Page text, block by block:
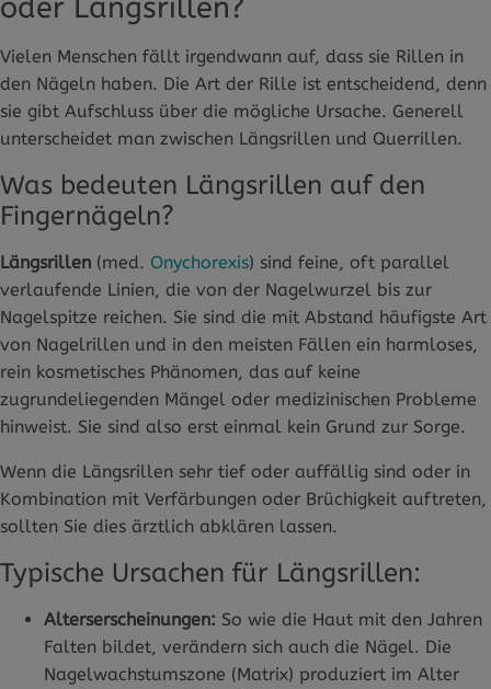
oder Längsrillen?
Vielen Menschen fällt irgendwann auf, dass sie Rillen in
den Nägeln haben. Die Art der Rille ist entscheidend, denn
sie gibt Aufschluss über die mögliche Ursache. Generell
unterscheidet man zwischen Längsrillen und Querrillen.
Was bedeuten Längsrillen auf den
Fingernägeln?
Längsrillen (med. Onychorexis) sind feine, oft parallel
verlaufende Linien, die von der Nagelwurzel bis zur
Nagelspitze reichen. Sie sind die mit Abstand häufigste Art
von Nagelrillen und in den meisten Fällen ein harmloses,
rein kosmetisches Phänomen, das auf keine
zugrundeliegenden Mängel oder medizinischen Probleme
hinweist. Sie sind also erst einmal kein Grund zur Sorge.
Wenn die Längsrillen sehr tief oder auffällig sind oder in
Kombination mit Verfärbungen oder Brüchigkeit auftreten,
sollten Sie dies ärztlich abklären lassen.
Typische Ursachen für Längsrillen:
Alterserscheinungen: So wie die Haut mit den Jahren
Falten bildet, verändern sich auch die Nägel. Die
Nagelwachstumszone (Matrix) produziert im Alter